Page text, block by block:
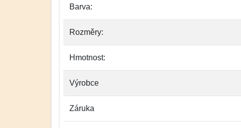
Barva:
Rozměry:
Hmotnost:
Výrobce
Záruka